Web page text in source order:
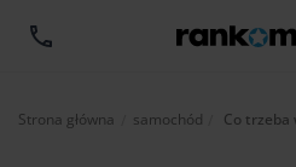
Strona główna samochód Aktualnie:
Co trzeba